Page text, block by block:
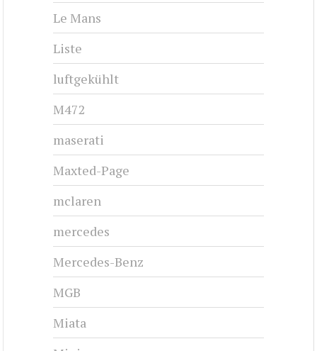
Le Mans
Liste
luftgekühlt
M472
maserati
Maxted-Page
mclaren
mercedes
Mercedes-Benz
MGB
Miata